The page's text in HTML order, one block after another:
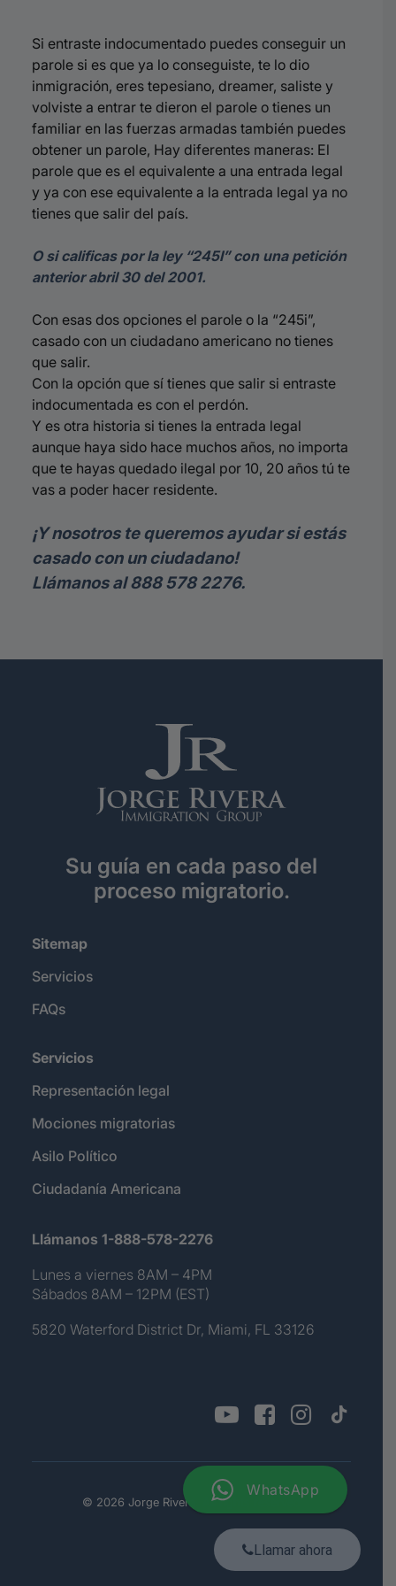
Si entraste indocumentado puedes conseguir un
parole si es que ya lo conseguiste, te lo dio
inmigración, eres tepesiano, dreamer, saliste y
volviste a entrar te dieron el parole o tienes un
familiar en las fuerzas armadas también puedes
obtener un parole, Hay diferentes maneras: El
parole que es el equivalente a una entrada legal
y ya con ese equivalente a la entrada legal ya no
tienes que salir del país.
O si calificas por la ley “245I” con una petición
anterior abril 30 del 2001.
Con esas dos opciones el parole o la “245i”,
casado con un ciudadano americano no tienes
que salir.
Con la opción que sí tienes que salir si entraste
indocumentada es con el perdón.
Y es otra historia si tienes la entrada legal
aunque haya sido hace muchos años, no importa
que te hayas quedado ilegal por 10, 20 años tú te
vas a poder hacer residente.
¡Y nosotros te queremos ayudar si estás
casado con un ciudadano!
Llámanos al 888 578 2276.
Su guía en cada paso del
proceso migratorio.
Sitemap
Servicios
FAQs
Servicios
Representación legal
Mociones migratorias
Asilo Político
Ciudadanía Americana
Llámanos 1-888-578-2276
Lunes a viernes 8AM – 4PM
Sábados 8AM – 12PM (EST)
5820 Waterford District Dr, Miami, FL 33126
© 2026 Jorge Rivera. All rights reserved
Llamar ahora
WhatsApp